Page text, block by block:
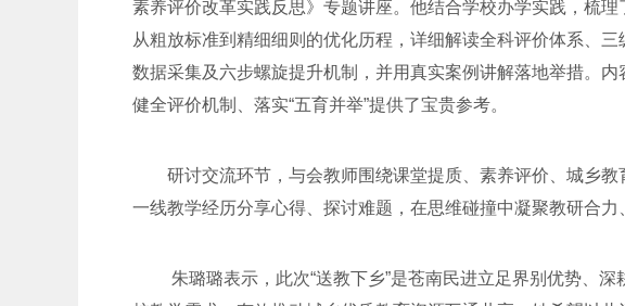
素养评价改革实践反思》专题讲座。他结合学校办学实践，梳理
从粗放标准到精细细则的优化历程，详细解读全科评价体系、
数据采集及六步螺旋提升机制，并用真实案例讲解落地举措。
健全评价机制、落实“五育并举”提供了宝贵参考。
研讨交流环节，与会教师围绕课堂提质、素养评价、城乡
一线教学经历分享心得、探讨难题，在思维碰撞中凝聚教研合力
朱璐璐表示，此次“送教下乡”是苍南民进立足界别优势、